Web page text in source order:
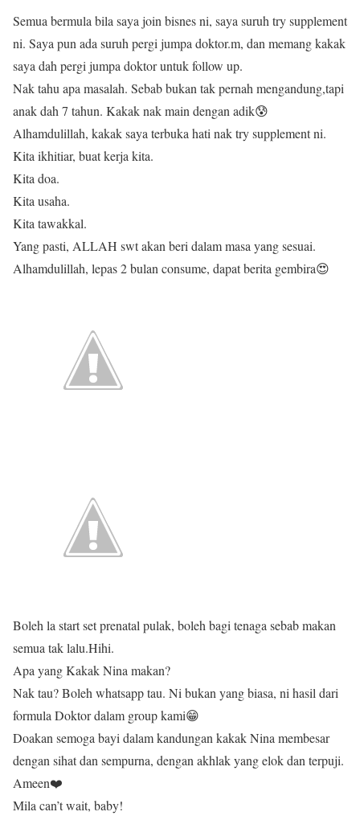
Semua bermula bila saya join bisnes ni, saya suruh try supplement
ni. Saya pun ada suruh pergi jumpa doktor.m, dan memang kakak
saya dah pergi jumpa doktor untuk follow up.
Nak tahu apa masalah. Sebab bukan tak pernah mengandung,tapi
anak dah 7 tahun. Kakak nak main dengan adik😰
Alhamdulillah, kakak saya terbuka hati nak try supplement ni.
Kita ikhitiar, buat kerja kita.
Kita doa.
Kita usaha.
Kita tawakkal.
Yang pasti, ALLAH swt akan beri dalam masa yang sesuai.
Alhamdulillah, lepas 2 bulan consume, dapat berita gembira😍
Boleh la start set prenatal pulak, boleh bagi tenaga sebab makan
semua tak lalu.Hihi.
Apa yang Kakak Nina makan?
Nak tau? Boleh whatsapp tau. Ni bukan yang biasa, ni hasil dari
formula Doktor dalam group kami😁
Doakan semoga bayi dalam kandungan kakak Nina membesar
dengan sihat dan sempurna, dengan akhlak yang elok dan terpuji.
Ameen❤️
Mila can’t wait, baby!